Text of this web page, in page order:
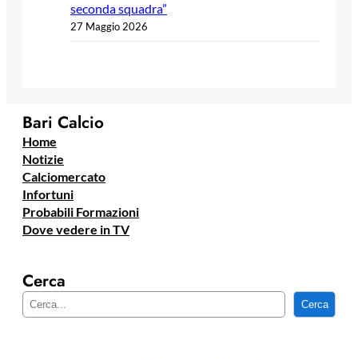
seconda squadra”
27 Maggio 2026
Bari Calcio
Home
Notizie
Calciomercato
Infortuni
Probabili Formazioni
Dove vedere in TV
Cerca
e
Cerca